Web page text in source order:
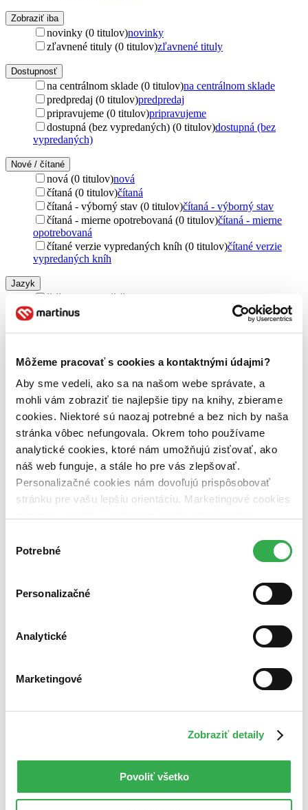
Môžeme pracovať s cookies a kontaktnými údajmi?
Aby sme vedeli, ako sa na našom webe správate, a
mohli vám zobraziť tie najlepšie tipy na knihy, zbierame
cookies. Niektoré sú naozaj potrebné a bez nich by naša
stránka vôbec nefungovala. Okrem toho používame
analytické cookies, ktoré nám umožňujú zisťovať, ako
náš web funguje, a stále ho pre vás zlepšovať.
Personalizačné cookies nám dovoľujú prispôsobovať
stránku pre vašu lepšiu orientáciu. Marketingové cookies
nám pomohlo, keby sme mohli používať všetky tieto
súhlasu
Potrebné
Personalizačné
Analytické
Marketingové
Zobraziť detaily
Povoliť všetko
Zobraziť iba
novinky (0 titulov)novinky
zľavnené tituly (0 titulov)zľavnené tituly
Dostupnosť
na centrálnom sklade (0 titulov)na centrálnom sklade
predpredaj (0 titulov)predpredaj
pripravujeme (0 titulov)pripravujeme
dostupná (bez vypredaných) (0 titulov)dostupná (bez
vypredaných)
Nové / čítané
nová (0 titulov)nová
čítaná (0 titulov)čítaná
čítaná - výborný stav (0 titulov)čítaná - výborný stav
čítaná - mierne opotrebovaná (0 titulov)čítaná - mierne
opotrebovaná
čítané verzie vypredaných kníh (0 titulov)čítané verzie
vypredaných kníh
Jazyk
čeština (1 titul) čeština
Vydavateľstvo
Fraus (1 titul)Fraus1
Väzba
Zúžiť výber
Zoradiť
Bestsellery
Top hodnotené
Novinky
Najlacnejšie
Najvyššia zľava